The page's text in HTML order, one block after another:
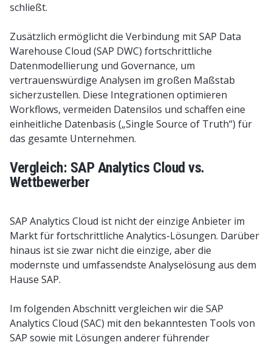
schließt.
Zusätzlich ermöglicht die Verbindung mit SAP Data
Warehouse Cloud (SAP DWC) fortschrittliche
Datenmodellierung und Governance, um
vertrauenswürdige Analysen im großen Maßstab
sicherzustellen. Diese Integrationen optimieren
Workflows, vermeiden Datensilos und schaffen eine
einheitliche Datenbasis („Single Source of Truth“) für
das gesamte Unternehmen.
Vergleich: SAP Analytics Cloud vs.
Wettbewerber
SAP Analytics Cloud ist nicht der einzige Anbieter im
Markt für fortschrittliche Analytics-Lösungen. Darüber
hinaus ist sie zwar nicht die einzige, aber die
modernste und umfassendste Analyselösung aus dem
Hause SAP.
Im folgenden Abschnitt vergleichen wir die SAP
Analytics Cloud (SAC) mit den bekanntesten Tools von
SAP sowie mit Lösungen anderer führender